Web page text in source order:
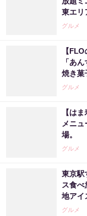
東エリ
グルメ
【
「あ
焼き菓
グルメ
【は
メニ
場。
グルメ
東京駅
ス食べ
地アイ
グルメ